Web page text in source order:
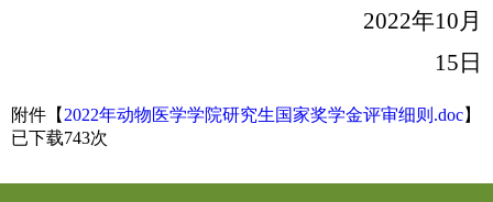
2022年10月
15 日
附件【 2022年动物医学学院研究生国家奖学金评审细则.doc】
已下载743次